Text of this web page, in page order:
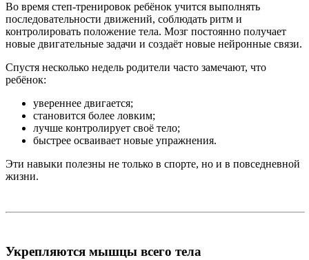
Во время степ-тренировок ребёнок учится выполнять
последовательности движений, соблюдать ритм и
контролировать положение тела. Мозг постоянно получает
новые двигательные задачи и создаёт новые нейронные связи.
Спустя несколько недель родители часто замечают, что
ребёнок:
увереннее двигается;
становится более ловким;
лучше контролирует своё тело;
быстрее осваивает новые упражнения.
Эти навыки полезны не только в спорте, но и в повседневной
жизни.
Укрепляются мышцы всего тела